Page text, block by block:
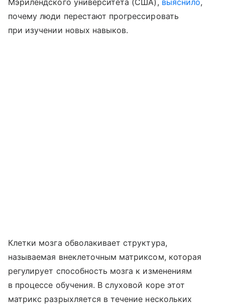
Мэрилендского университета (США), выяснило,
почему люди перестают прогрессировать
при изучении новых навыков.
Клетки мозга обволакивает структура,
называемая внеклеточным матриксом, которая
регулирует способность мозга к изменениям
в процессе обучения. В слуховой коре этот
матрикс разрыхляется в течение нескольких